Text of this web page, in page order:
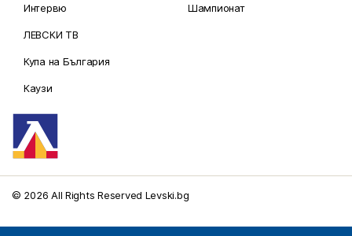
Интервю
ЛЕВСКИ ТВ
Купа на България
Каузи
Шампионат
© 2026 All Rights Reserved Levski.bg